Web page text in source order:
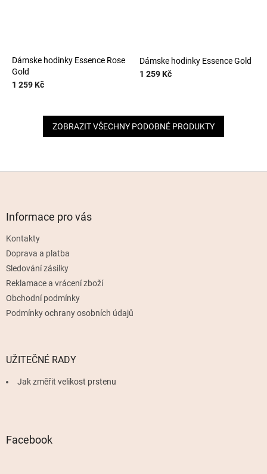
Dámske hodinky Essence Rose
Gold
1 259 Kč
Dámske hodinky Essence Gold
1 259 Kč
ZOBRAZIT VŠECHNY PODOBNÉ PRODUKTY
Informace pro vás
Kontakty
Doprava a platba
Sledování zásilky
Reklamace a vrácení zboží
Obchodní podmínky
Podmínky ochrany osobních údajů
UŽITEČNÉ RADY
Jak změřit velikost prstenu
Facebook